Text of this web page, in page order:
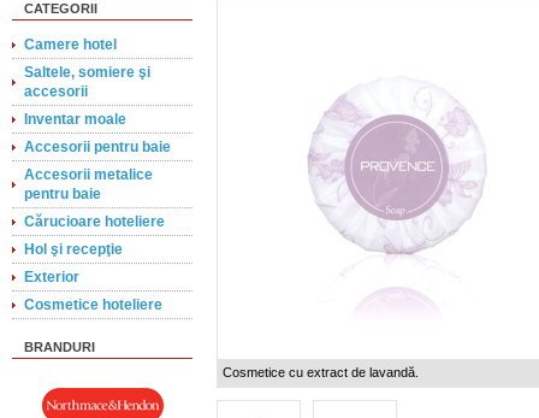
CATEGORII
Camere hotel
Saltele, somiere şi
accesorii
Inventar moale
Accesorii pentru baie
Accesorii metalice
pentru baie
Cărucioare hoteliere
Hol şi recepţie
Exterior
Cosmetice hoteliere
BRANDURI
Cosmetice cu extract de lavandă.